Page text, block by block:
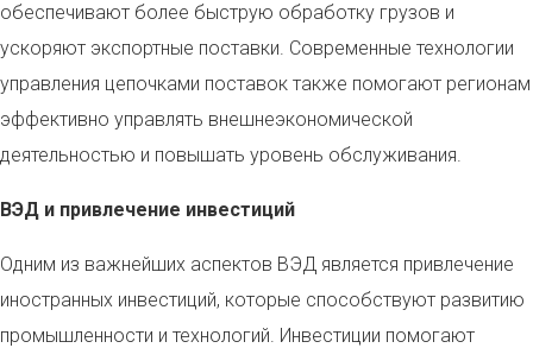
обеспечивают более быструю обработку грузов и
ускоряют экспортные поставки. Современные технологии
управления цепочками поставок также помогают регионам
эффективно управлять внешнеэкономической
деятельностью и повышать уровень обслуживания.
ВЭД и привлечение инвестиций
Одним из важнейших аспектов ВЭД является привлечение
иностранных инвестиций, которые способствуют развитию
промышленности и технологий. Инвестиции помогают